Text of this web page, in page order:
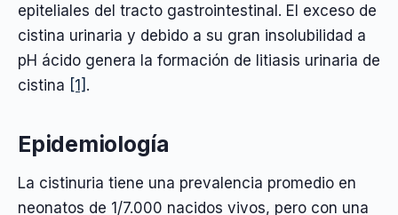
epiteliales del tracto gastrointestinal. El exceso de
cistina urinaria y debido a su gran insolubilidad a
pH ácido genera la formación de litiasis urinaria de
cistina [1] .
Epidemiología
La cistinuria tiene una prevalencia promedio en
neonatos de 1/7.000 nacidos vivos, pero con una